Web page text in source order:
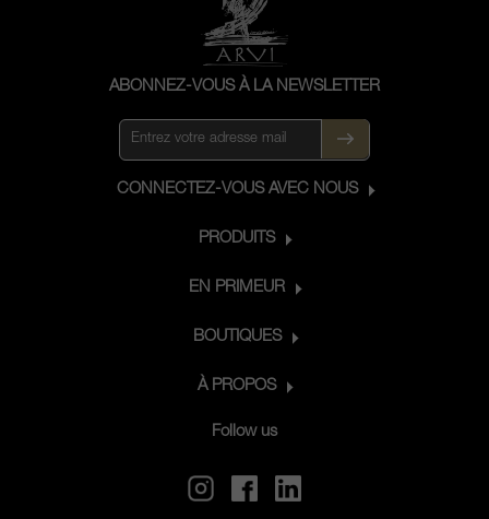
ABONNEZ-VOUS À LA NEWSLETTER
CONNECTEZ-VOUS AVEC NOUS
PRODUITS
EN PRIMEUR
BOUTIQUES
À PROPOS
Follow us